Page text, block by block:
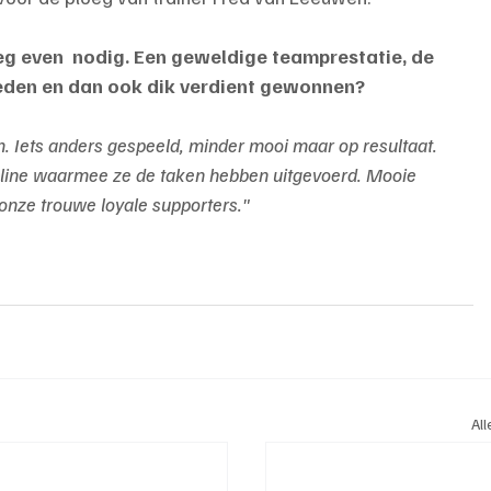
even  nodig. Een geweldige teamprestatie, de
en dan ook dik verdient gewonnen?
anders gespeeld, minder mooi maar op resultaat.
waarmee ze de taken hebben uitgevoerd. Mooie
trouwe loyale supporters."